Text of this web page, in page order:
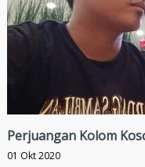
Perjuangan Kolom
01 Okt 2020